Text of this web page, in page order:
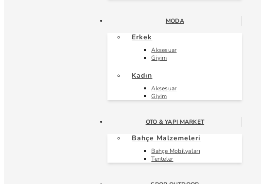
MODA
Erkek
Aksesuar
Giyim
Kadın
Aksesuar
Giyim
OTO & YAPI MARKET
Bahçe Malzemeleri
Bahçe Mobilyaları
Tenteler